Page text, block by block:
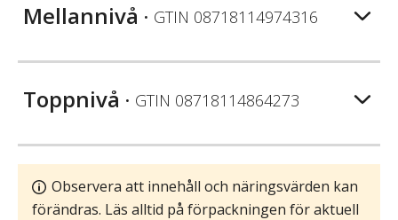
Mellannivå • GTIN 08718114974316
Toppnivå • GTIN 08718114864273
Observera att innehåll och näringsvärden kan
förändras. Läs alltid på förpackningen för aktuell